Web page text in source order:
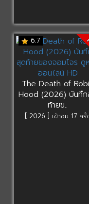
6.7
The Death of
Hood (2026) บันทึก
ท้ายข..
[ 2026 ] เข้าชม 17 ครั้